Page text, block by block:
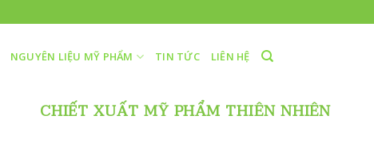
NGUYÊN LIỆU MỸ PHẨM TIN TỨC LIÊN HỆ
CHIẾT XUẤT MỸ PHẨM THIÊN NHIÊN